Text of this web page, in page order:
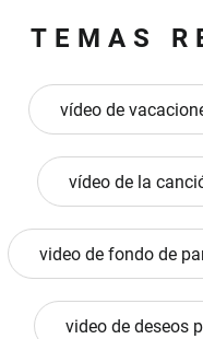
TEMAS
vídeo de
vídeo de la
video de fondo de
video de deseos